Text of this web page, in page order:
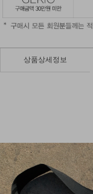
상품상세정보